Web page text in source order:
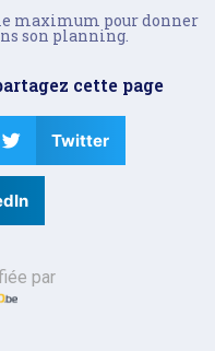
maximum pour donner
son planning.
cette page
Twitter
par